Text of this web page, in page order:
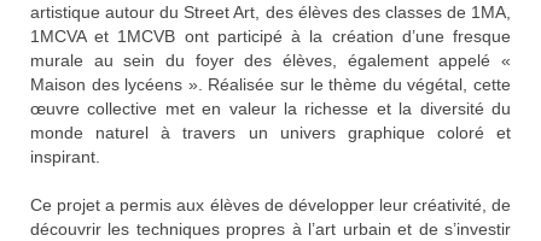
artistique autour du Street Art, des élèves des classes de 1MA,
1MCVA et 1MCVB ont participé à la création d’une fresque
murale au sein du foyer des élèves, également appelé «
Maison des lycéens ». Réalisée sur le thème du végétal, cette
œuvre collective met en valeur la richesse et la diversité du
monde naturel à travers un univers graphique coloré et
inspirant.
Ce projet a permis aux élèves de développer leur créativité, de
découvrir les techniques propres à l’art urbain et de s’investir